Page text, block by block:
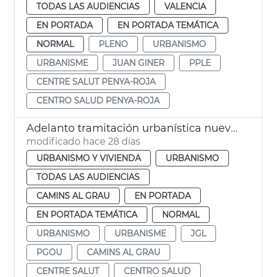
TODAS LAS AUDIENCIAS
VALENCIA
EN PORTADA
EN PORTADA TEMÁTICA
NORMAL
PLENO
URBANISMO
URBANISME
JUAN GINER
PPLE
CENTRE SALUT PENYA-ROJA
CENTRO SALUD PENYA-ROJA
Adelanto tramitación urbanística nuevo centre salud Peñaroja
modificado hace 28 días
URBANISMO Y VIVIENDA
URBANISMO
TODAS LAS AUDIENCIAS
CAMINS AL GRAU
EN PORTADA
EN PORTADA TEMÁTICA
NORMAL
URBANISMO
URBANISME
JGL
PGOU
CAMINS AL GRAU
CENTRE SALUT
CENTRO SALUD